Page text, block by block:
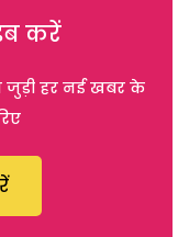
करें
हर नई खबर के